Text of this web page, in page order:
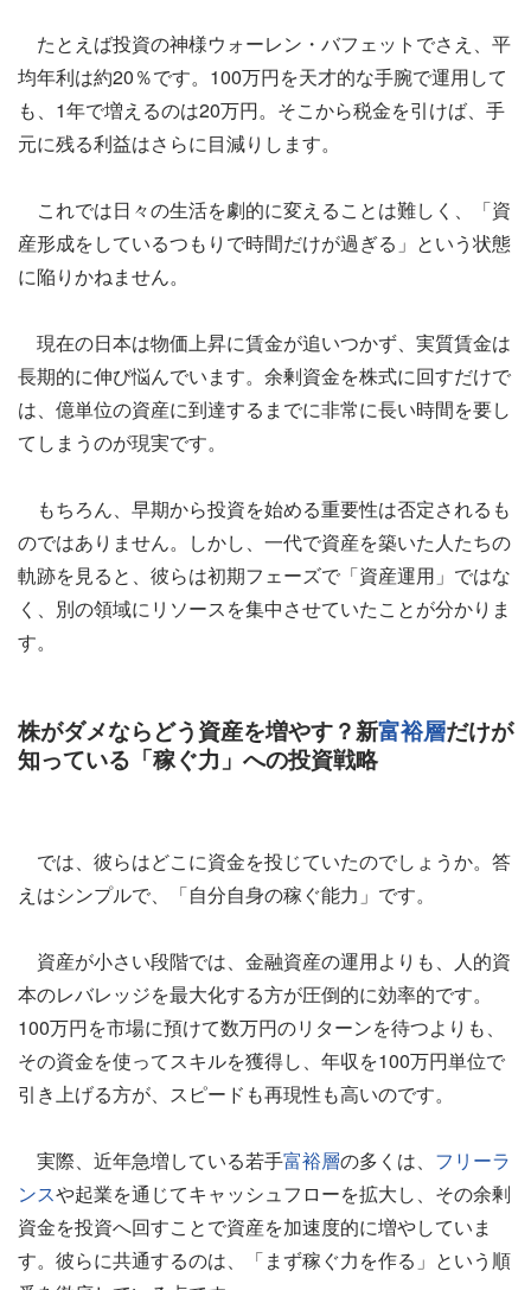
たとえば投資の神様ウォーレン・バフェットでさえ、平
均年利は約20％です。100万円を天才的な手腕で運用して
も、1年で増えるのは20万円。そこから税金を引けば、手
元に残る利益はさらに目減りします。
これでは日々の生活を劇的に変えることは難しく、「資
産形成をしているつもりで時間だけが過ぎる」という状態
に陥りかねません。
現在の日本は物価上昇に賃金が追いつかず、実質賃金は
長期的に伸び悩んでいます。余剰資金を株式に回すだけで
は、億単位の資産に到達するまでに非常に長い時間を要し
てしまうのが現実です。
もちろん、早期から投資を始める重要性は否定されるも
のではありません。しかし、一代で資産を築いた人たちの
軌跡を見ると、彼らは初期フェーズで「資産運用」ではな
く、別の領域にリソースを集中させていたことが分かりま
す。
株がダメならどう資産を増やす？新富裕層だけが
知っている「稼ぐ力」への投資戦略
では、彼らはどこに資金を投じていたのでしょうか。答
えはシンプルで、「自分自身の稼ぐ能力」です。
資産が小さい段階では、金融資産の運用よりも、人的資
本のレバレッジを最大化する方が圧倒的に効率的です。
100万円を市場に預けて数万円のリターンを待つよりも、
その資金を使ってスキルを獲得し、年収を100万円単位で
引き上げる方が、スピードも再現性も高いのです。
実際、近年急増している若手富裕層の多くは、 フリーラ
ンスや起業を通じてキャッシュフローを拡大し、その余剰
資金を投資へ回すことで資産を加速度的に増やしていま
す。彼らに共通するのは、「まず稼ぐ力を作る」という順